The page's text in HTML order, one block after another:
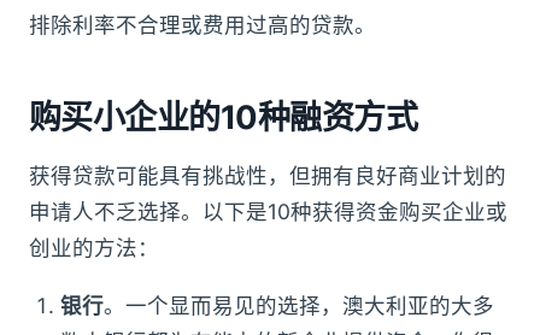
排除利率不合理或费用过高的贷款。
购买小企业的10种融资方式
获得贷款可能具有挑战性，但拥有良好商业计划的
申请人不乏选择。以下是10种获得资金购买企业或
创业的方法：
银行。一个显而易见的选择，澳大利亚的大多